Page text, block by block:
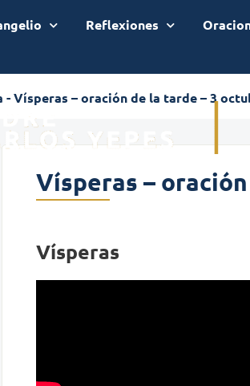
Reflexiones
-Vísperas – oración de la tarde – 3
Vísperas –
Vísperas